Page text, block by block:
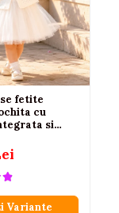
fetite
cu
si
100%
Variante